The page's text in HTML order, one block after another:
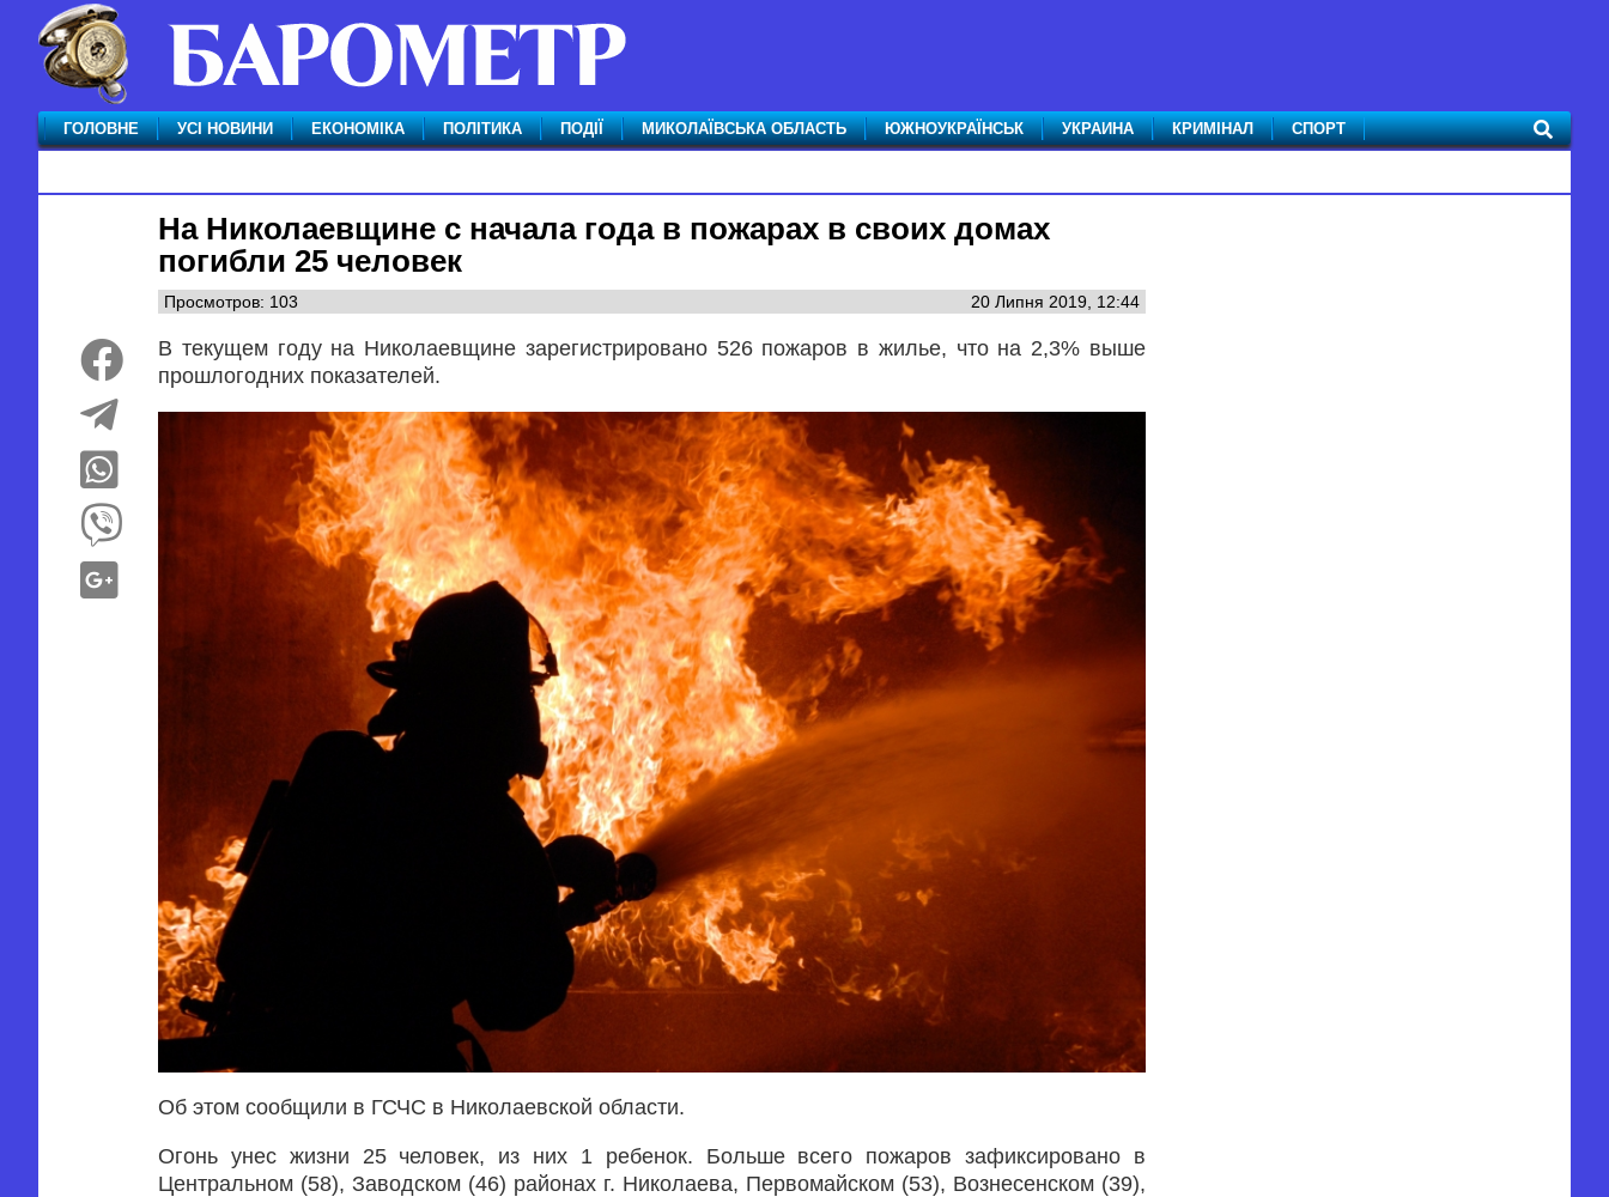
ГОЛОВНЕ УСІ НОВИНИ ЕКОНОМІКА ПОЛІТИКА ПОДІЇ МИКОЛАЇВСЬКА ОБЛАСТЬ ЮЖНОУКРАЇНСЬК УКРАИНА КРИМІНАЛ СПОРТ
На Николаевщине с начала года в пожарах в своих домах
погибли 25 человек
Просмотров: 103 20 Липня 2019, 12:44
В текущем году на Николаевщине зарегистрировано 526 пожаров в жилье, что на 2,3% выше
прошлогодних показателей.
Об этом сообщили в ГСЧС в Николаевской области.
Огонь унес жизни 25 человек, из них 1 ребенок. Больше всего пожаров зафиксировано в
Центральном (58), Заводском (46) районах г. Николаева, Первомайском (53), Вознесенском (39),